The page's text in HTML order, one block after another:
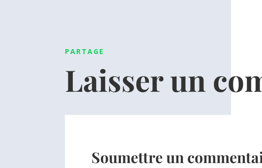
PARTAGE
Laisser un
Soumettre un